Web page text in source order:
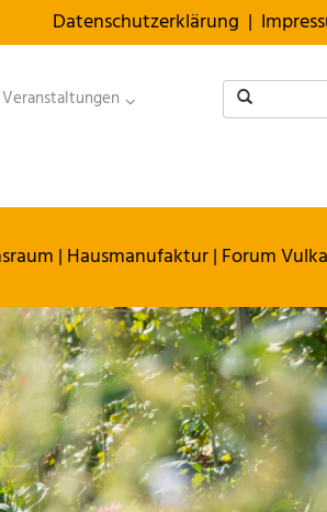
Datenschutzerklärung |
Veranstaltungen
| Hausmanufaktur| Forum